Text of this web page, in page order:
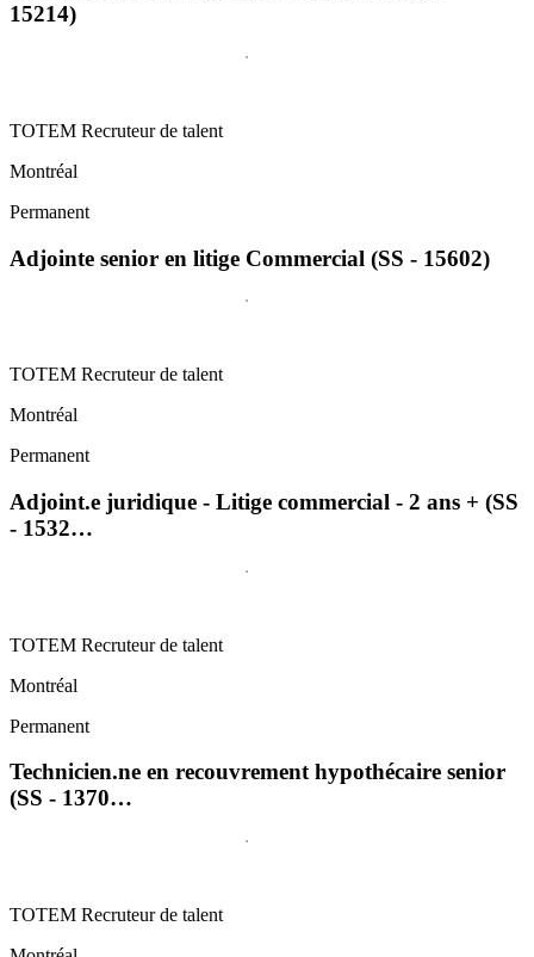
15214)
TOTEM Recruteur de talent
Montréal
Permanent
Adjointe senior en litige Commercial (SS - 15602)
TOTEM Recruteur de talent
Montréal
Permanent
Adjoint.e juridique - Litige commercial - 2 ans + (SS
- 1532…
TOTEM Recruteur de talent
Montréal
Permanent
Technicien.ne en recouvrement hypothécaire senior
(SS - 1370…
TOTEM Recruteur de talent